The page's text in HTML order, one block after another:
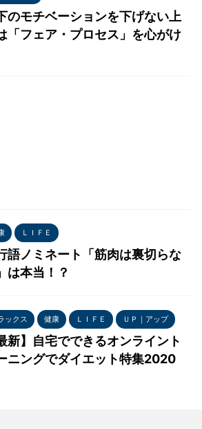
のモチベーションを下げない上
「フェア・プロセス」を心がけ
ＬＩＦＥ
語ノミネート「筋肉は裏切らな
は本当！？
ックス 健康 ＬＩＦＥ ＵＰ｜アップ
新】自宅でできるオンライント
ニングでダイエット特集2020